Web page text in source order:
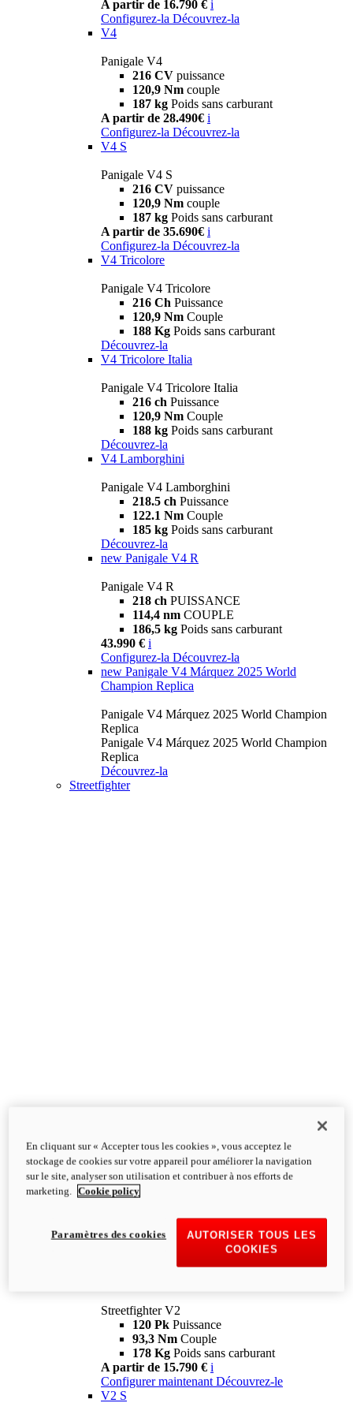
A partir de 16.790 € i
Configurez-la Découvrez-la
V4
Panigale V4
216 CV puissance
120,9 Nm couple
187 kg Poids sans carburant
A partir de 28.490€ i
Configurez-la Découvrez-la
V4 S
Panigale V4 S
216 CV puissance
120,9 Nm couple
187 kg Poids sans carburant
A partir de 35.690€ i
Configurez-la Découvrez-la
V4 Tricolore
Panigale V4 Tricolore
216 Ch Puissance
120,9 Nm Couple
188 Kg Poids sans carburant
Découvrez-la
V4 Tricolore Italia
Panigale V4 Tricolore Italia
216 ch Puissance
120,9 Nm Couple
188 kg Poids sans carburant
Découvrez-la
V4 Lamborghini
Panigale V4 Lamborghini
218.5 ch Puissance
122.1 Nm Couple
185 kg Poids sans carburant
Découvrez-la
new Panigale V4 R
Panigale V4 R
218 ch PUISSANCE
114,4 nm COUPLE
186,5 kg Poids sans carburant
43.990 € i
Configurez-la Découvrez-la
new Panigale V4 Márquez 2025 World
Champion Replica
Panigale V4 Márquez 2025 World Champion
Replica
Panigale V4 Márquez 2025 World Champion
Replica
Découvrez-la
Streetfighter
Streetfighter V2
120 Pk Puissance
93,3 Nm Couple
178 Kg Poids sans carburant
A partir de 15.790 € i
Configurer maintenant Découvrez-le
V2 S
En cliquant sur « Accepter tous les cookies », vous acceptez le
stockage de cookies sur votre appareil pour améliorer la navigation
sur le site, analyser son utilisation et contribuer à nos efforts de
marketing.
Cookie policy
AUTORISER TOUS LES
COOKIES
Paramètres des cookies